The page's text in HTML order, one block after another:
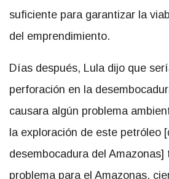
suficiente para garantizar la
del emprendimiento.
Días después, Lula dijo que
perforación en la
causara algún problema
la exploración de este petróleo
desembocadura del Amazonas]
problema para el Amazonas,